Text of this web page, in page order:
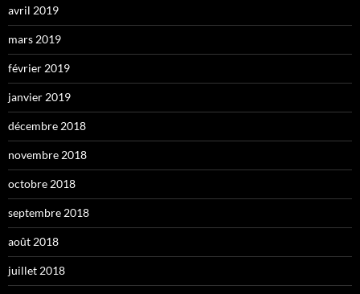
avril 2019
mars 2019
février 2019
janvier 2019
décembre 2018
novembre 2018
octobre 2018
septembre 2018
août 2018
juillet 2018